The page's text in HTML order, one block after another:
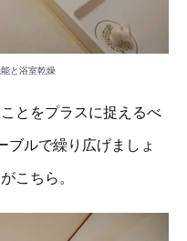
と浴室乾燥
とをプラスに捉えるべ
ブルで繰り広げましょ
こちら。